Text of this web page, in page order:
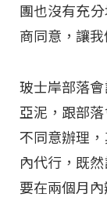
團也沒有充
商同意，讓我
玻士岸部落
亞泥，跟部
不同意辦理
內代行，既
要在兩個月內